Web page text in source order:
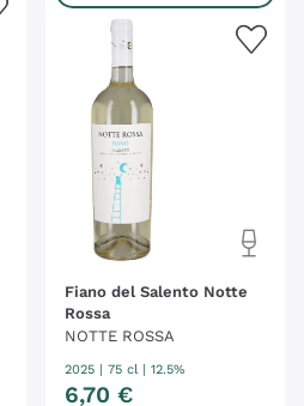
Fiano del Salento Notte
Rossa
NOTTE ROSSA
2025 75 cl | 12.5%
6,70 €